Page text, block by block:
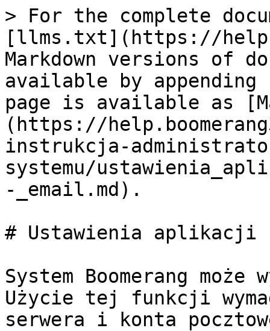
> For the complete
[llms.txt](https://
Markdown versions of
available by
page is available as
(https://
instrukcja-
systemu/
-_email.md).
# Ustawienia aplikacji
System Boomerang
Użycie tej funkcji
serwera i konta